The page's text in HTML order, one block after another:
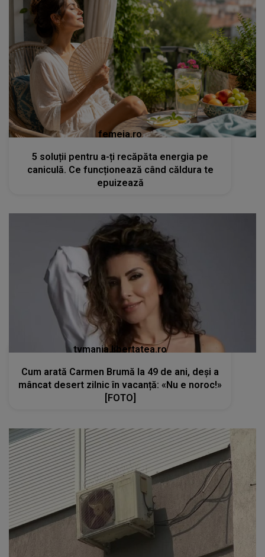
femeia.ro
5 soluții pentru a-ți recăpăta energia pe
caniculă. Ce funcționează când căldura te
epuizează
tvmania.libertatea.ro
Cum arată Carmen Brumă la 49 de ani, deși a
mâncat desert zilnic în vacanță: «Nu e noroc!»
[FOTO]